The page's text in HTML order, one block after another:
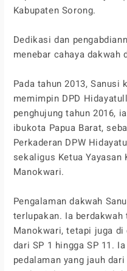
Kabupaten Sorong.
Dedikasi dan
menebar cahaya dakwah
Pada tahun 2013, Sanusi
memimpin DPD
penghujung tahun 2016,
ibukota Papua Barat,
Perkaderan DPW
sekaligus Ketua Yayasan
Manokwari.
Pengalaman dakwah
terlupakan. Ia
Manokwari, tetapi juga di
dari SP 1 hingga SP 11.
pedalaman yang jauh